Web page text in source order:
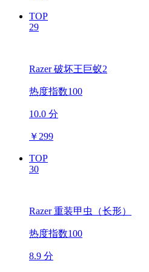
TOP
29
Razer 破坏王巨蚁2
热度指数100
10.0 分
￥ 299
TOP
30
Razer 重装甲虫（长形）
热度指数100
8.9 分